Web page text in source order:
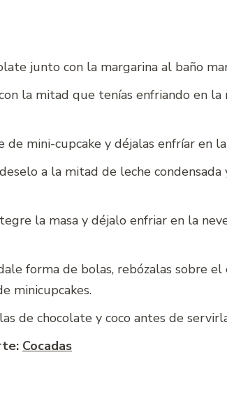
junto con la margarina al baño
la mitad que tenías enfriando en la
de mini-cupcake y déjalas enfríar en
a la mitad de leche
la masa y déjalo enfriar en la
forma de bolas, rebózalas sobre
minicupcakes.
de chocolate y coco antes de
Cocadas